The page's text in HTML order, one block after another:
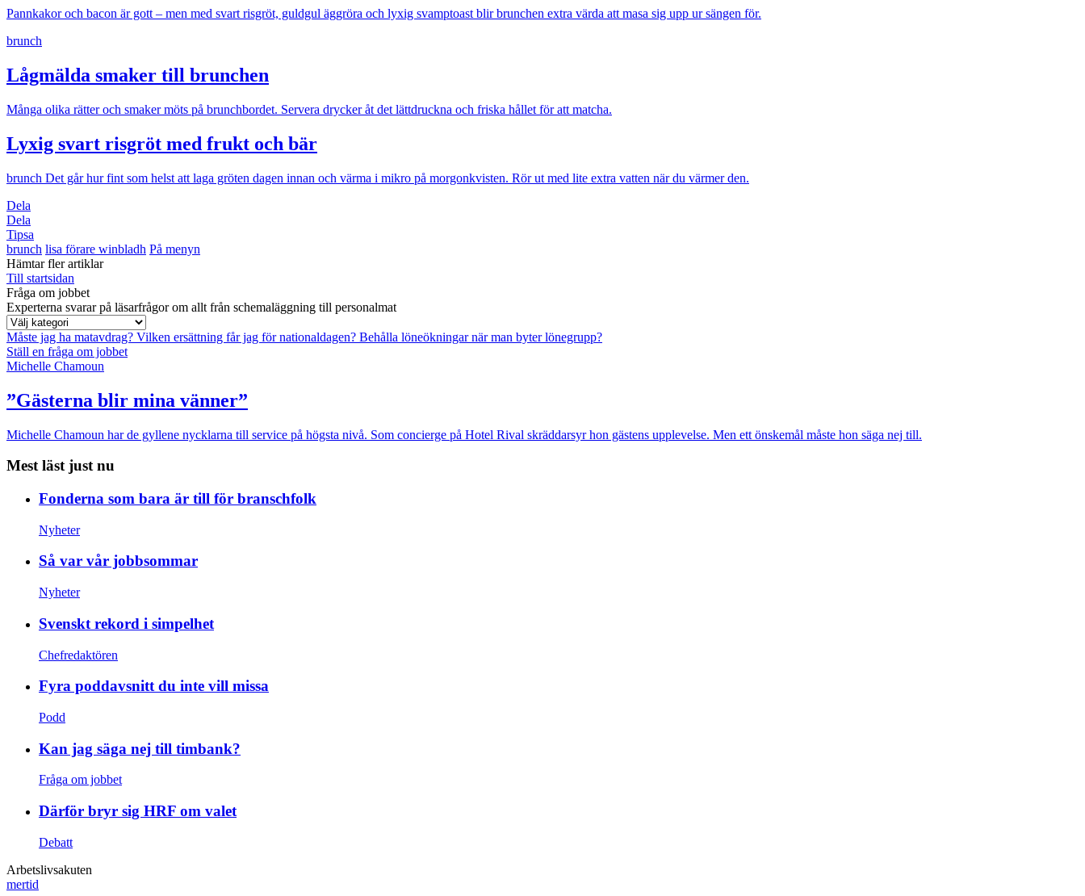
Pannkakor och bacon är gott – men med svart risgröt, guldgul äggröra och lyxig svamptoast blir brunchen extra värda att masa sig upp ur sängen för.
brunch
Lågmälda smaker till brunchen
Många olika rätter och smaker möts på brunchbordet. Servera drycker åt det lätt­druckna och friska hållet för att matcha.
Lyxig svart risgröt med frukt och bär
brunch Det går hur fint som helst att laga gröten dagen innan och värma i mikro på morgonkvisten. Rör ut med lite extra vatten när du värmer den.
Dela
Dela
Tipsa
brunch lisa förare winbladh På menyn
Hämtar fler artiklar
Till startsidan
Fråga om jobbet
Experterna svarar på läsarfrågor om allt från schemaläggning till personalmat
Måste jag ha matavdrag? Vilken ersättning får jag för nationaldagen? Behålla löneökningar när man byter lönegrupp?
Ställ en fråga om jobbet
Michelle Chamoun
”Gästerna blir mina vänner”
Michelle Chamoun har de gyllene nycklarna till service på högsta nivå. Som concierge på Hotel Rival skräddarsyr hon gästens upp­levelse. Men ett önskemål måste hon säga nej till.
Mest läst just nu
Fonderna som bara är till för branschfolk
Nyheter
Så var vår jobbsommar
Nyheter
Svenskt rekord i simpelhet
Chefredaktören
Fyra poddavsnitt du inte vill missa
Podd
Kan jag säga nej till timbank?
Fråga om jobbet
Därför bryr sig HRF om valet
Debatt
Arbetslivsakuten
mertid